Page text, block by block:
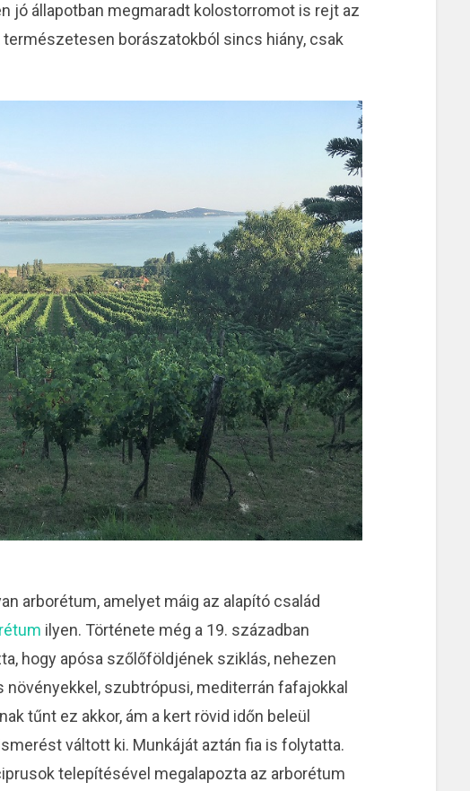
jó állapotban megmaradt kolostorromot is rejt az
természetesen borászatokból sincs hiány, csak
arborétum, amelyet máig az alapító család
ilyen. Története még a 19. században
hogy apósa szőlőföldjének sziklás, nehezen
szubtrópusi, mediterrán fafajokkal
tűnt ez akkor, ám a kert rövid időn beleül
váltott ki. Munkáját aztán fia is folytatta.
telepítésével megalapozta az arborétum